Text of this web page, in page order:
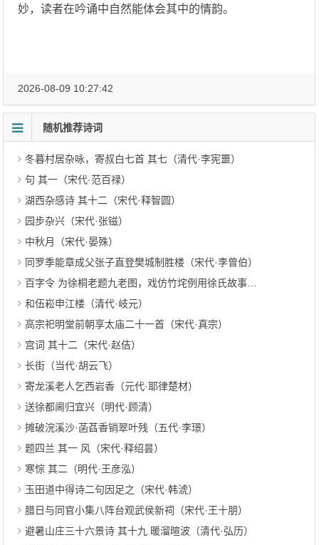
妙，读者在吟诵中自然能体会其中的情韵。
2026-08-09 10:27:42
随机推荐诗词
冬暮村居杂咏，寄叔白七首 其七（清代·李宪噩）
句 其一（宋代·范百禄）
湖西杂感诗 其十二（宋代·释智圆）
园步杂兴（宋代·张镃）
中秋月（宋代·晏殊）
同罗季能章成父张子直登樊城制胜楼（宋代·李曾伯）
百字令 为徐桐老题九老图，戏仿竹垞例用徐氏故事（近代·许宝蘅）
和伍崧申江楼（清代·岐元）
高宗祀明堂前朝享太庙二十一首（宋代·真宗）
宫词 其十二（宋代·赵佶）
长街（当代·胡云飞）
寄龙溪老人乞西岩香（元代·耶律楚材）
送徐都阃归宜兴（明代·顾清）
摊破浣溪沙·菡萏香销翠叶残（五代·李璟）
题四兰 其一 风（宋代·释绍昙）
寒悰 其二（明代·王彦泓）
玉田道中得诗二句因足之（宋代·韩淲）
腊日与同官小集八阵台观武侯新祠（宋代·王十朋）
避暑山庄三十六景诗 其十九 暖溜暄波（清代·弘历）